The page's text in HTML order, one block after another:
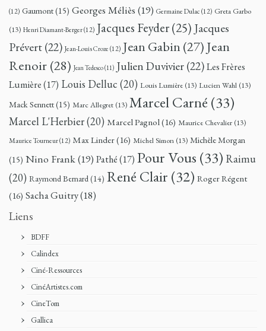
(12) Gaumont(15) Georges Méliès (19) Germaine Dulac (12) Greta Garbo
(13) Henri Diamant-Berger(12) Jacques Feyder(25) Jacques
Prévert(22) Jean-Louis Croze (12) Jean Gabin (27) Jean
Renoir (28) Jean Tedesco(11) Julien Duvivier(22)Les Frères
Lumière(17) Louis Delluc (20) Louis Lumière (13) Lucien Wahl (13)
Mack Sennett(15) Marc Allegret (13) Marcel Carné (33)
Marcel L'Herbier(20) Marcel Pagnol(16) Maurice Chevalier (13)
Maurice Tourneur(12) Max Linder(16) Michel Simon (13) Michèle Morgan
(15) Nino Frank(19) Pathé(17) Pour Vous (33) Raimu
(20) Raymond Bernard(14) René Clair (32) Roger Régent
(16) Sacha Guitry(18)
Liens
BDFF
Calindex
Ciné-Ressources
CinéArtistes.com
CineTom
Gallica